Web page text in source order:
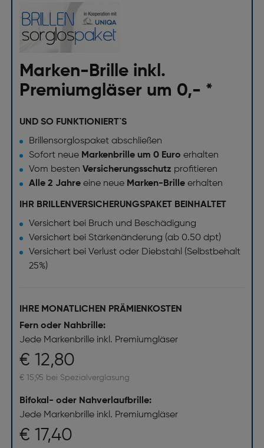
Marken-Brille inkl.
Premiumgläser um 0,- *
UND SO FUNKTIONIERT`S
Brillensorglospaket abschließen
Sofort neue Markenbrille um 0 Euro erhalten
Vom besten Versicherungsschutz profitieren
Alle 2 Jahreeine neue Marken-Brille erhalten
IHR BRILLENVERSICHERUNGSPAKET BEINHALTET
Versichert bei Bruch und Beschädigung
Versichert bei Stärkenänderung (ab 0.50 dpt)
Versichert bei Verlust oder Diebstahl (Selbstbehalt
25%)
IHRE MONATLICHEN PRÄMIENKOSTEN
Fern oder Nahbrille:
Jede Markenbrille inkl. Premiumgläser
€ 12,80
€ 15,95 bei Spezialverglasung
Bifokal- oder Nahverlaufbrille:
Jede Markenbrille inkl. Premiumgläser
€ 17,40